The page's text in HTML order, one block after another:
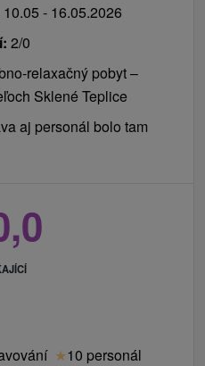
10.05 - 16.05.2026
2/0
relaxačný pobyt –
Sklené Teplice
aj personál bolo tam
★10 personál